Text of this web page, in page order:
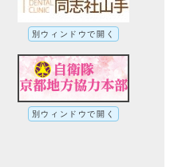
別ウィンドウで開く
別ウィンドウで開く